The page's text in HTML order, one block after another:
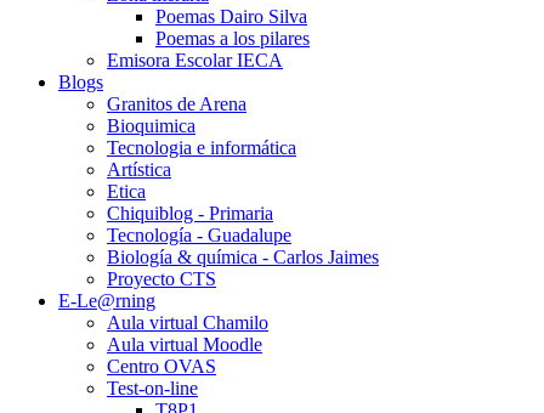
Poemas Dairo Silva
Poemas a los pilares
Emisora Escolar IECA
Blogs
Granitos de Arena
Bioquimica
Tecnologia e informática
Artística
Etica
Chiquiblog - Primaria
Tecnología - Guadalupe
Biología & química - Carlos Jaimes
Proyecto CTS
E-Le@rning
Aula virtual Chamilo
Aula virtual Moodle
Centro OVAS
Test-on-line